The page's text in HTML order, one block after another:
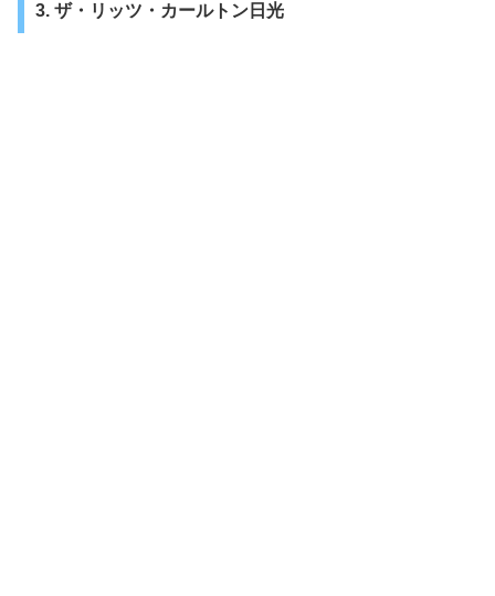
3. ザ・リッツ・カールトン日光